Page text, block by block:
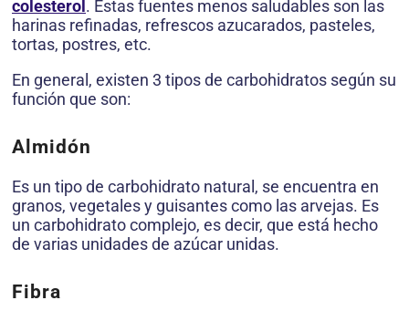
colesterol . Estas fuentes menos saludables son las
harinas refinadas, refrescos azucarados, pasteles,
tortas, postres, etc.
En general, existen 3 tipos de carbohidratos según su
función que son:
Almidón
Es un tipo de carbohidrato natural, se encuentra en
granos, vegetales y guisantes como las arvejas. Es
un carbohidrato complejo, es decir, que está hecho
de varias unidades de azúcar unidas.
Fibra